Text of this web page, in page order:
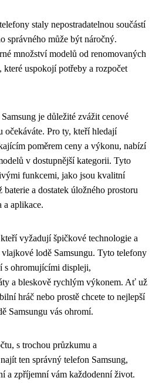
staly nepostradatelnou součástí
správného může být náročný.
množství modelů od renomovaných
které uspokojí potřeby a rozpočet
je důležité zvážit cenové
očekáváte. Pro ty, kteří hledají
poměrem ceny a výkonu, nabízí
v dostupnější kategorii. Tyto
funkcemi, jako jsou kvalitní
a dostatek úložného prostoru
a aplikace.
vyžadují špičkové technologie a
lodě Samsungu. Tyto telefony
s ohromujícími displeji,
a bleskově rychlým výkonem. Ať už
hráč nebo prostě chcete to nejlepší
Samsungu vás ohromí.
s trochou průzkumu a
ten správný telefon Samsung,
a zpříjemní vám každodenní život.